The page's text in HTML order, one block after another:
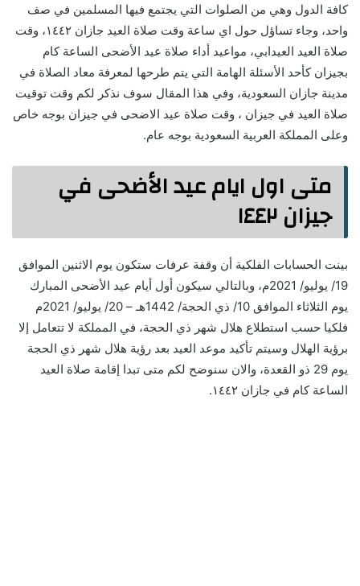
كافة الدول وهي من الصلوات التي يجتمع فيها المسلمين في صف
واحد، وجاء تساؤل حول اي ساعة وقت صلاة العيد جازان ١٤٤٢، وقت
صلاة العيد العيدابي، مواعيد أداء صلاة عيد الأضحى الساعة كام
بجيزان كأحد الأسئلة الهامة التي يتم طرحها لمعرفة معاد الصلاة في
مدينة جازان السعودية، وفي هذا المقال سوف نذكر لكم وقت توقيت
صلاة العيد في جيزان ، وقت صلاة عيد الاضحى في جيزان بوجه خاص
وعلى المملكة العربية السعودية بوجه عام.
متى اول ايام عيد الأضحى في
جيزان ١٤٤٢
بينت الحسابات الفلكية أن وقفة عرفات ستكون يوم الاثنين الموافق
19/ يوليو/ 2021م، وبالتالي سيكون أول أيام عيد الأضحى المبارك
يوم الثلاثاء الموافق 10/ ذي الحجة/ 1442هـ – 20/ يوليو/ 2021م
فلكيا حسب استطلاع هلال شهر ذي الحجة، في المملكة لا تتعامل إلا
برؤية الهلال وسيتم تأكيد موعد العيد بعد رؤية هلال شهر ذي الحجة
يوم 29 ذو القعدة، والان سنوضح لكم متى تبدا إقامة صلاة العيد
الساعة كام في جازان ١٤٤٢.